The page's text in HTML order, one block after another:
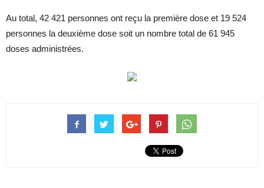
Au total, 42 421 personnes ont reçu la première dose et 19 524
personnes la deuxième dose soit un nombre total de 61 945
doses administrées.